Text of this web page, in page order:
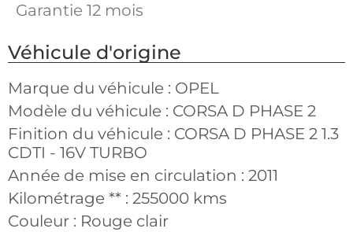
Garantie 12 mois
Véhicule d'origine
Marque du véhicule : OPEL
Modèle du véhicule : CORSA D PHASE 2
Finition du véhicule : CORSA D PHASE 2 1.3
CDTI - 16V TURBO
Année de mise en circulation : 2011
Kilométrage ** : 255000 kms
Couleur : Rouge clair